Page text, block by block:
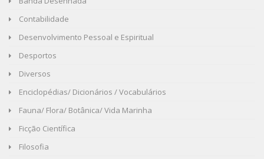
Contabilidade
Desenvolvimento Pessoal e Espiritual
Desportos
Diversos
Enciclopédias/ Dicionários / Vocabulários
Fauna/ Flora/ Botânica/ Vida Marinha
Ficção Científica
Filosofia